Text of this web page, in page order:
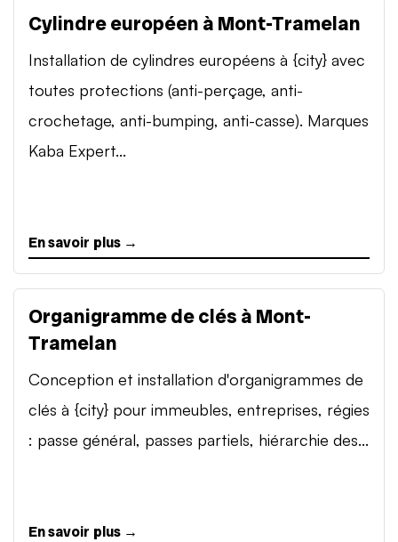
Cylindre européen à Mont-Tramelan
Installation de cylindres européens à {city} avec
toutes protections (anti-perçage, anti-
crochetage, anti-bumping, anti-casse). Marques
Kaba Expert...
En savoir plus →
Organigramme de clés à Mont-
Tramelan
Conception et installation d'organigrammes de
clés à {city} pour immeubles, entreprises, régies
: passe général, passes partiels, hiérarchie des...
En savoir plus →